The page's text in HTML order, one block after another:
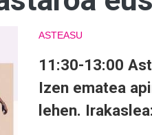
ASTEASU
11:30-13:00
Izen ematea
lehen.